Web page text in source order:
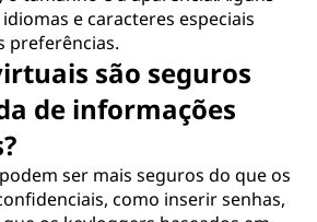
e caracteres especiais
preferências.
são seguros
de informações
ser mais seguros do que os
como inserir senhas,